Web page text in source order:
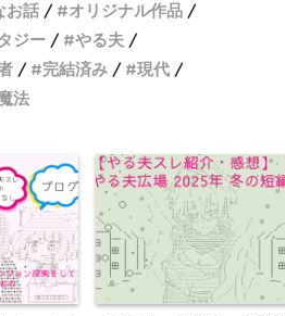
お話
オリジナル作品
ジー
やる夫
完結済み
現代
法